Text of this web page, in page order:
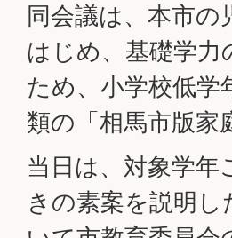
同会議は、本市の
はじめ、基礎学
ため、小学校低学
類の「相馬市版家
当日は、対象学
きの素案を説明